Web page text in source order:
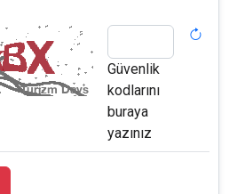
Güvenlik
kodlarını
buraya
yazınız